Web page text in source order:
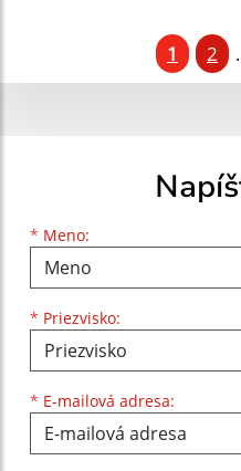
1 2
* Meno:
Meno
* Priezvisko:
Priezvisko
* E-mailová adresa:
E-mailová adresa